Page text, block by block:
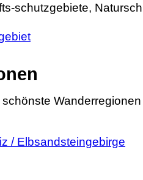
schutzgebiete,
Wanderregionen
/ Elbsandsteingebirge